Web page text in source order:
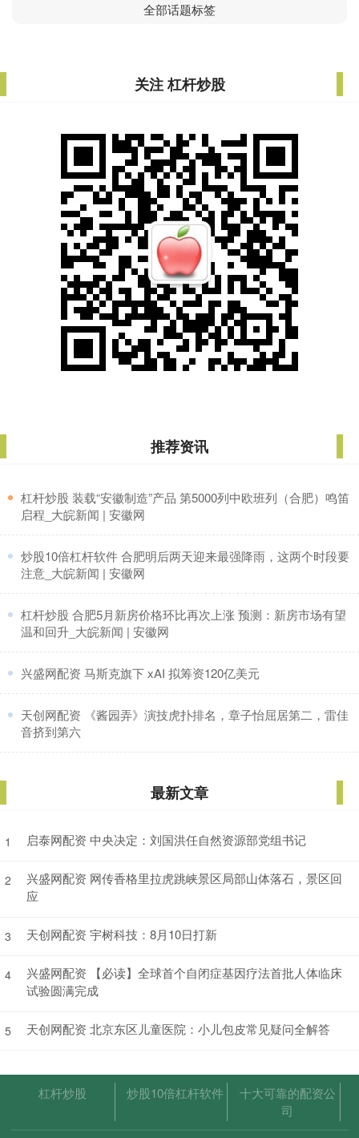
全部话题标签
关注 杠杆炒股
推荐资讯
​杠杆炒股 装载“安徽制造”产品 第5000列中欧班列（合肥）鸣笛
启程_大皖新闻 | 安徽网
​炒股10倍杠杆软件 合肥明后两天迎来最强降雨，这两个时段要
注意_大皖新闻 | 安徽网
​杠杆炒股 合肥5月新房价格环比再次上涨 预测：新房市场有望
温和回升_大皖新闻 | 安徽网
​兴盛网配资 马斯克旗下 xAI 拟筹资120亿美元
​天创网配资 《酱园弄》演技虎扑排名，章子怡屈居第二，雷佳
音挤到第六
最新文章
1 启泰网配资 中央决定：刘国洪任自然资源部党组书记
2
兴盛网配资 网传香格里拉虎跳峡景区局部山体落石，景区回
应
3 天创网配资 宇树科技：8月10日打新
4
兴盛网配资 【必读】全球首个自闭症基因疗法首批人体临床
试验圆满完成
5 天创网配资 北京东区儿童医院：小儿包皮常见疑问全解答
杠杆炒股 炒股10倍杠杆软件
十大可靠的配资公
司